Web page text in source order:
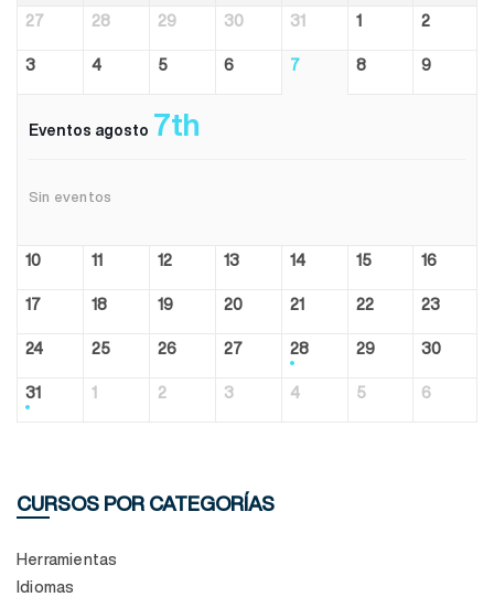
27 28 29 30 31 1 2
3 4 5 6 7 8 9
Eventos agosto 7th
Sin eventos
10 11 12 13 14 15 16
17 18 19 20 21 22 23
24 25 26 27 28 29 30
31 1 2 3 4 5 6
CURSOS POR CATEGORÍAS
Herramientas
Idiomas